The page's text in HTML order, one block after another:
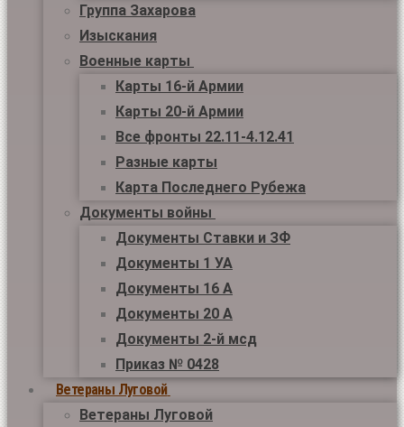
Группа Захарова
Изыскания
Военные карты
Карты 16-й Армии
Карты 20-й Армии
Все фронты 22.11-4.12.41
Разные карты
Карта Последнего Рубежа
Документы войны
Документы Ставки и ЗФ
Документы 1 УА
Документы 16 А
Документы 20 А
Документы 2-й мсд
Приказ № 0428
Ветераны Луговой
Ветераны Луговой